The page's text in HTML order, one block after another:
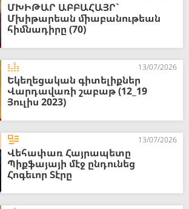
ՄԽԻԹԱՐ ԱԲԲԱՀԱՅՐ`
Մխիթարեան միաբանութեան
հիմնադիրը (70)
13/07/2026
Եկեղեցական գիտելիքներ
Վարդավառի շաբաթ (12_19
Յուլիս 2023)
13/07/2026
Վեհափառ Հայրապետը
Պիքֆայայի մէջ ընդունեց
Հոգեւոր Տէրը